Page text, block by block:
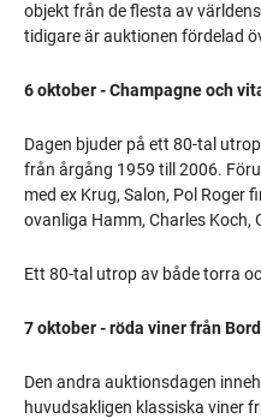
objekt från de flesta av
tidigare är auktionen fördelad
6 oktober - Champagne och
Dagen bjuder på ett 80-tal
från årgång 1959 till 2006.
med ex Krug, Salon, Pol Roger
ovanliga Hamm, Charles Koch,
Ett 80-tal utrop av både torra
7 oktober - röda viner från
Den andra auktionsdagen
huvudsakligen klassiska viner